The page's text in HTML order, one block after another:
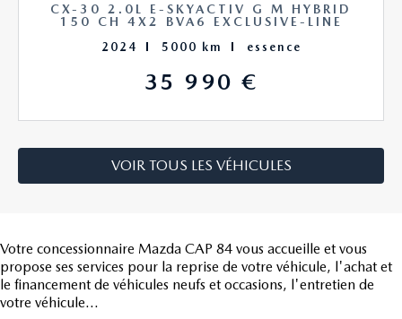
CX-30 2.0L E-SKYACTIV G M HYBRID
150 CH 4X2 BVA6 EXCLUSIVE-LINE
2024 5000 km essence
35 990 €
VOIR TOUS LES VÉHICULES
Votre concessionnaire Mazda CAP 84 vous accueille et vous
propose ses services pour la reprise de votre véhicule, l'achat et
le financement de véhicules neufs et occasions, l'entretien de
votre véhicule...